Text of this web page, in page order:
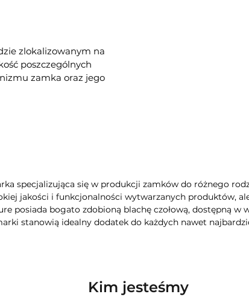
zlokalizowanym na
poszczególnych
zamka oraz jego
specjalizująca się w produkcji zamków do różnego
jakości i funkcjonalności wytwarzanych produktów,
posiada bogato zdobioną blachę czołową, dostępną
stanowią idealny dodatek do każdych nawet
Kim jesteśmy